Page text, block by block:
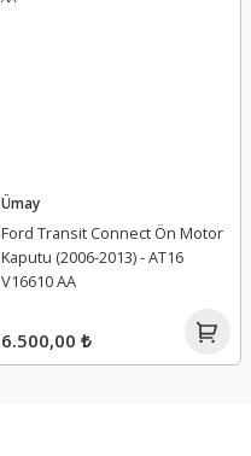
Ümay
Ford Transit Connect Ön Motor
Kaputu (2006-2013) - AT16
V16610 AA
6.500,00 ₺